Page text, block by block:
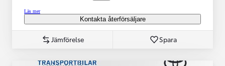
Läs mer
Kontakta återförsäljare
Jämförelse Spara